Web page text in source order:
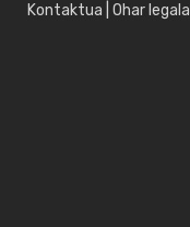
Kontaktua Ohar legala